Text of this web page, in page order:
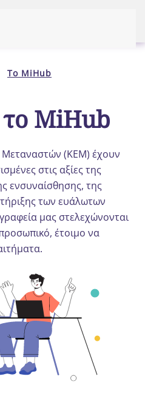
Το MiHub
το MiHub
(ΚΕΜ) έχουν
στις αξίες της
ενσυναίσθησης, της
των ευάλωτων
μας στελεχώνονται
έτοιμο να